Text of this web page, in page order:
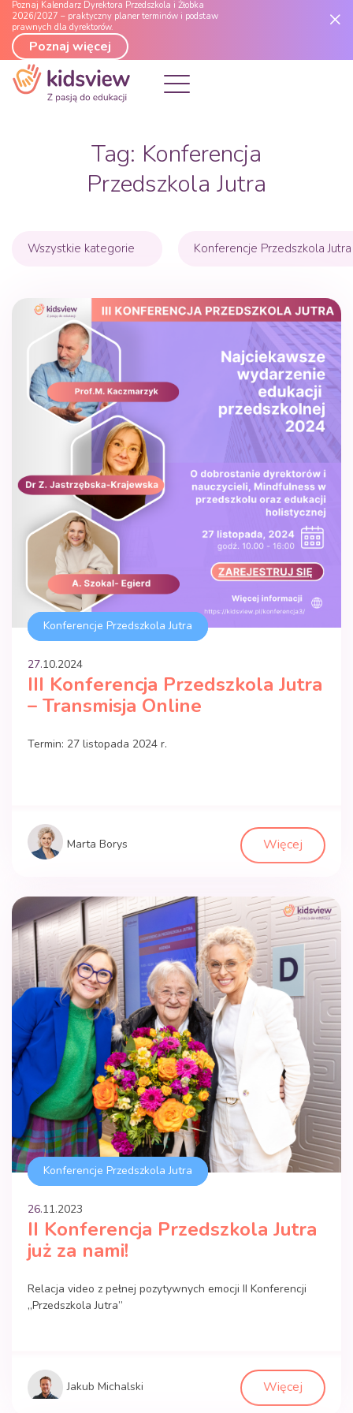
Poznaj Kalendarz Dyrektora Przedszkola i Żłobka
2026/2027 – praktyczny planer terminów i podstaw
prawnych dla dyrektorów.
Poznaj więcej
Tag: Konferencja
Przedszkola Jutra
Wszystkie kategorie Konferencje Przedszkola Jutra
Konferencje Przedszkola Jutra
27.10.2024
III Konferencja Przedszkola Jutra
– Transmisja Online
Termin: 27 listopada 2024 r.
Marta Borys Więcej
Konferencje Przedszkola Jutra
26.11.2023
II Konferencja Przedszkola Jutra
już za nami!
Relacja video z pełnej pozytywnych emocji II Konferencji
„Przedszkola Jutra”
Jakub Michalski Więcej